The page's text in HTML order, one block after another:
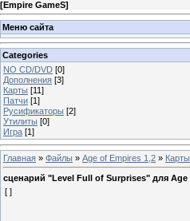
[Empire GameS]
Меню сайта
Categories
NO CD/DVD [0]
Дополнения [3]
Карты [11]
Патчи [1]
Русификаторы [2]
Утилиты [0]
Игра [1]
Главная » Файлы » Age of Empires 1,2 » Карты
сценарий "Level Full of Surprises" для Age
[ ]